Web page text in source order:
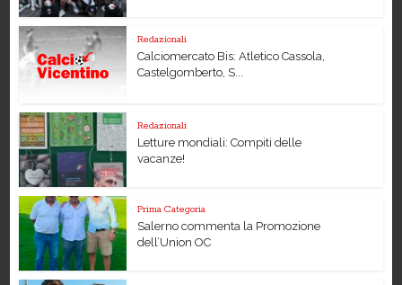
Redazionali
Calciomercato Bis: Atletico Cassola,
Castelgomberto, S...
Redazionali
Letture mondiali: Compiti delle
vacanze!
Prima Categoria
Salerno commenta la Promozione
dell’Union OC